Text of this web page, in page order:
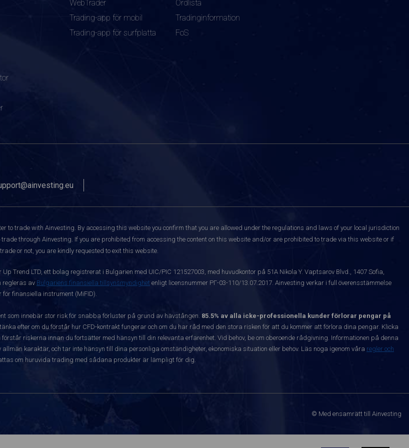
WebTrader
Trading-app för mobil
Trading-app för surfplatta
Ordlista
Tradinginformation
FoS
to trade with Ainvesting. By accessing this website you confirm that you are allowed under the regulations and laws of your local jurisdiction
through Ainvesting. If you are prohibited from accessing the content on this website and/or are prohibited to trade via this website or if
or not, you are kindly requested to exit this website.
Trend LTD, ett bolag registrerat i Bulgarien med UIC/PIC 121527003, med huvudkontor på 51A Nikola Y. Vaptsarov Blvd., 1407 Sofia,
regleras av Bulgariens finansiella tillsynsmyndighet enligt licensnummer РГ-03-110/13.07.2017. Ainvesting verkar i full överensstämmelse
finansiella instrument (MiFID).
som innebär stor risk för snabba förluster på grund av hävstången. 85.5% av alla icke-professionella kunder förlorar pengar på
efter om du förstår hur CFD-kontrakt fungerar och om du har råd med den stora risken för att du kommer att förlora dina pengar. Klicka
riskerna innan du fortsätter med hänsyn till din relevanta erfarenhet. Vid behov, be om oberoende rådgivning. Informationen på denna
karaktär, och tar inte hänsyn till dina personliga omständigheter, ekonomiska situation eller behov. Läs noga igenom våra regler och
om huruvida trading med sådana produkter är lämpligt för dig.
© Med ensamrätt till Ainvesting